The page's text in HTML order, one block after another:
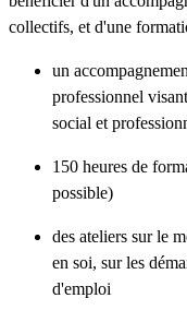
collectifs, et d'une
un
professionnel
social et
150 heures de
possible)
des ateliers sur le
en soi, sur les
d'emploi